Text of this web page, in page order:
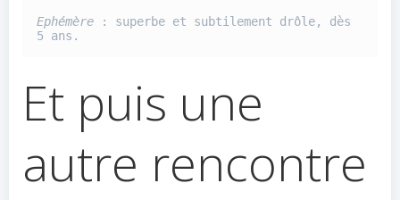
Ephémère : superbe et subtilement drôle, dès
5 ans.
Et puis une
autre rencontre